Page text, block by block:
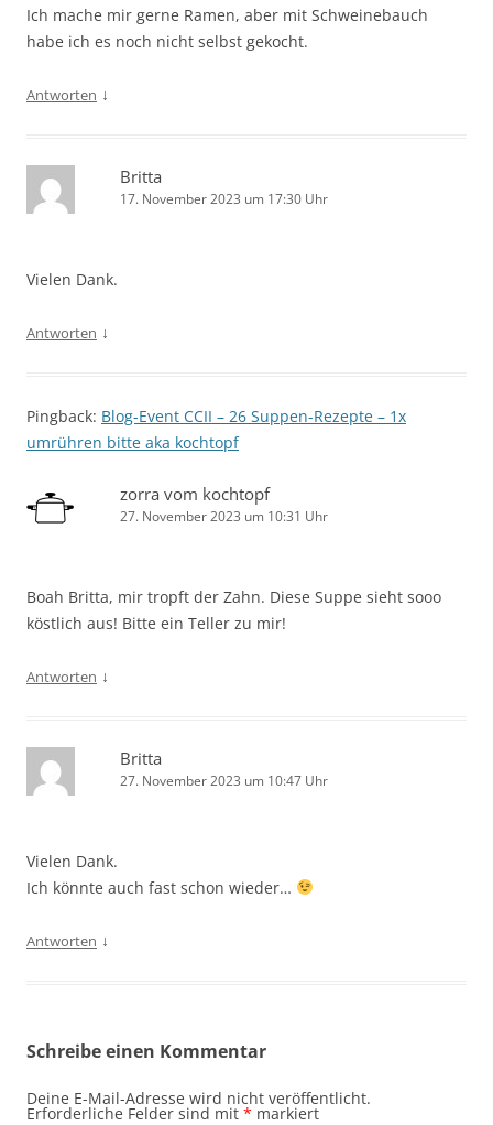
Ich mache mir gerne Ramen, aber mit Schweinebauch
habe ich es noch nicht selbst gekocht.
Antworten ↓
Britta
17. November 2023 um 17:30 Uhr
Vielen Dank.
Antworten ↓
Pingback: Blog-Event CCII – 26 Suppen-Rezepte – 1x
umrühren bitte aka kochtopf
zorra vom kochtopf
27. November 2023 um 10:31 Uhr
Boah Britta, mir tropft der Zahn. Diese Suppe sieht sooo
köstlich aus! Bitte ein Teller zu mir!
Antworten ↓
Britta
27. November 2023 um 10:47 Uhr
Vielen Dank.
Ich könnte auch fast schon wieder…
Antworten ↓
Schreibe einen Kommentar
Deine E-Mail-Adresse wird nicht veröffentlicht.
Erforderliche Felder sind mit * markiert